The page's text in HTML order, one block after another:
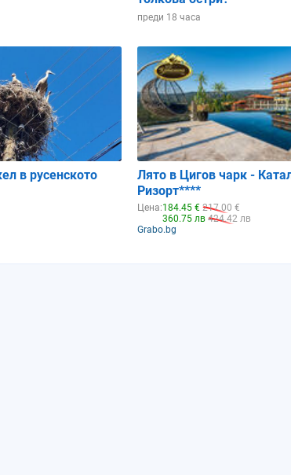
преди 18 часа
в русенското
Лято в Цигов чарк -
Ризорт****
Цена:184.45 € 217.00 €
360.75 лв 424.42 лв
Grabo.bg